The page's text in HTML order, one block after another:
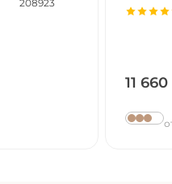
208923
11 660